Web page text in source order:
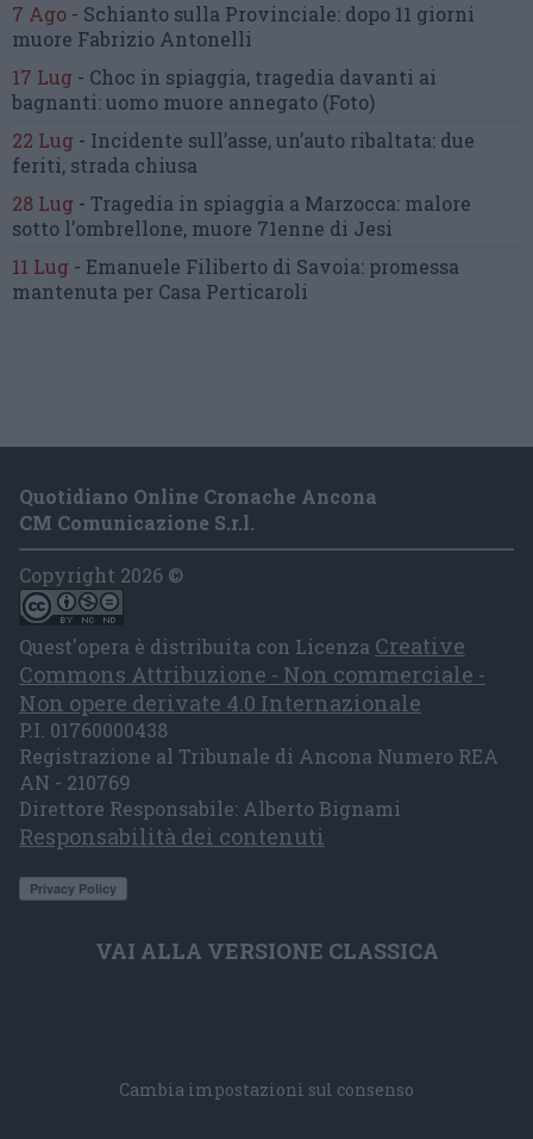
7 Ago - Schianto sulla Provinciale: dopo 11 giorni
muore Fabrizio Antonelli
17 Lug - Choc in spiaggia, tragedia davanti ai
bagnanti:uomo muore annegato (Foto)
22 Lug - Incidente sull’asse, un’auto ribaltata: due
feriti, strada chiusa
28 Lug - Tragedia in spiaggia a Marzocca: malore
sotto l’ombrellone, muore 71enne di Jesi
11 Lug - Emanuele Filiberto di Savoia: promessa
mantenuta per Casa Perticaroli
Quotidiano Online Cronache Ancona
CM Comunicazione S.r.l.
Copyright 2026 ©
Quest'opera è distribuita con Licenza Creative
Commons Attribuzione - Non commerciale -
Non opere derivate 4.0 Internazionale
P.I. 01760000438
Registrazione al Tribunale di Ancona Numero REA
AN - 210769
Direttore Responsabile: Alberto Bignami
Responsabilità dei contenuti
VAI ALLA VERSIONE CLASSICA
Cambia impostazioni sul consenso